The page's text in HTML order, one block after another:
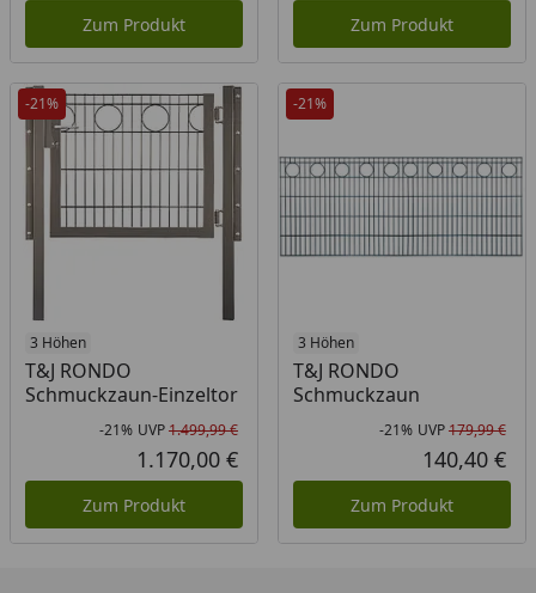
Zum Produkt Zum Produkt
-21%
3 Höhen
T&J RONDO
Schmuckzaun-Einzeltor
Rabatt in Prozent
-21%
Ursprünglicher Preis
UVP1.499,99 €
Aktueller Preis
1.170,00 €
Zum Produkt
-21%
3 Höhen
T&J RONDO
Schmuckzaun
-21% UVP179,99 €
140,40 €
Zum Produkt